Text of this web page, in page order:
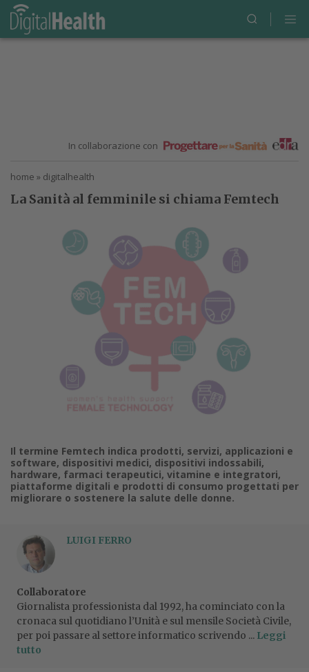
In collaborazione con
home » digitalhealth
La Sanità al femminile si chiama Femtech
Il termine Femtech indica prodotti, servizi, applicazioni e
software, dispositivi medici, dispositivi indossabili,
hardware, farmaci terapeutici, vitamine e integratori,
piattaforme digitali e prodotti di consumo progettati per
migliorare o sostenere la salute delle donne.
LUIGI FERRO
Collaboratore
Giornalista professionista dal 1992, ha cominciato con la
cronaca sul quotidiano l’Unità e sul mensile Società Civile,
per poi passare al settore informatico scrivendo ... Leggi
tutto